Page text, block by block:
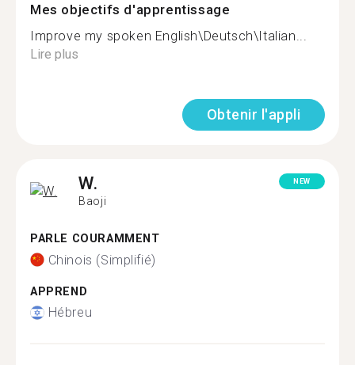
Mes objectifs d'apprentissage
Improve my spoken English\Deutsch\Italian...
Lire plus
Obtenir l'appli
W.
Baoji
NEW
PARLE COURAMMENT
Chinois (Simplifié)
APPREND
Hébreu